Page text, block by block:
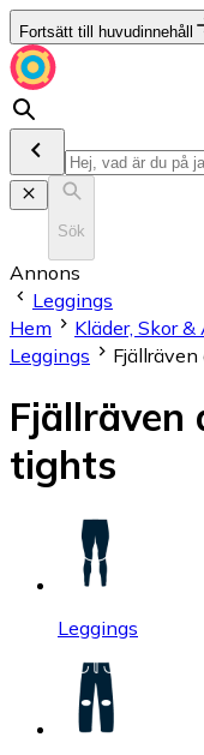
Fortsätt till huvudinnehåll
Sök
Annons
Leggings
Hem
Kläder, Skor
Leggings
Fjällräven
tights
Leggings